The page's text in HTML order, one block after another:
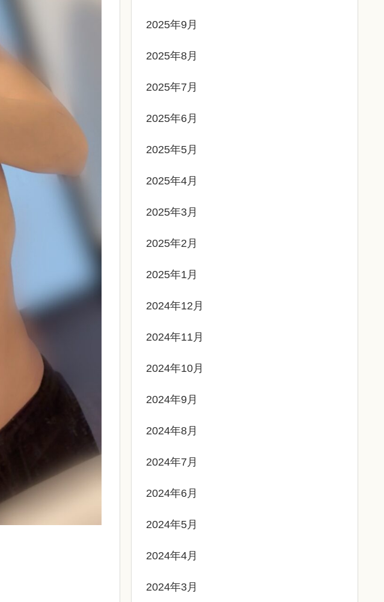
2025年9月
2025年8月
2025年7月
2025年6月
2025年5月
2025年4月
2025年3月
2025年2月
2025年1月
2024年12月
2024年11月
2024年10月
2024年9月
2024年8月
2024年7月
2024年6月
2024年5月
2024年4月
2024年3月